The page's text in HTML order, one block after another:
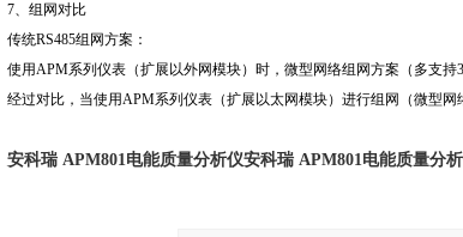
7、组网对比
传统RS485组网方案：
使用APM系列仪表（扩展以外网模块）时，微型网络组网方案（多支持
经过对比，当使用APM系列仪表（扩展以太网模块）进行组网（微型网
安科瑞 APM801电能质量分析仪安科瑞 APM801电能质量分